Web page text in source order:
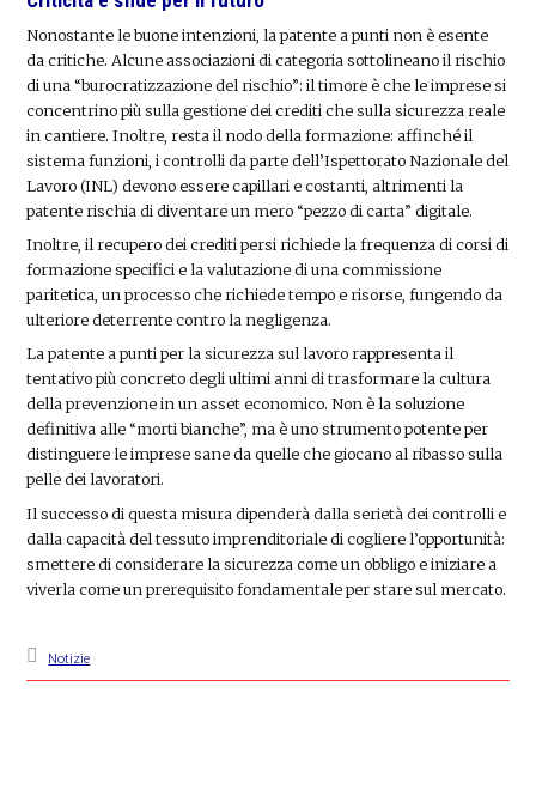
Nonostante le buone intenzioni, la patente a punti non è esente
da critiche. Alcune associazioni di categoria sottolineano il rischio
di una “burocratizzazione del rischio”: il timore è che le imprese si
concentrino più sulla gestione dei crediti che sulla sicurezza reale
in cantiere. Inoltre, resta il nodo della formazione: affinché il
sistema funzioni, i controlli da parte dell’Ispettorato Nazionale del
Lavoro (INL) devono essere capillari e costanti, altrimenti la
patente rischia di diventare un mero “pezzo di carta” digitale.
Inoltre, il recupero dei crediti persi richiede la frequenza di corsi di
formazione specifici e la valutazione di una commissione
paritetica, un processo che richiede tempo e risorse, fungendo da
ulteriore deterrente contro la negligenza.
La patente a punti per la sicurezza sul lavoro rappresenta il
tentativo più concreto degli ultimi anni di trasformare la cultura
della prevenzione in un asset economico. Non è la soluzione
definitiva alle “morti bianche”, ma è uno strumento potente per
distinguere le imprese sane da quelle che giocano al ribasso sulla
pelle dei lavoratori.
Il successo di questa misura dipenderà dalla serietà dei controlli e
dalla capacità del tessuto imprenditoriale di cogliere l’opportunità:
smettere di considerare la sicurezza come un obbligo e iniziare a
viverla come un prerequisito fondamentale per stare sul mercato.
Notizie